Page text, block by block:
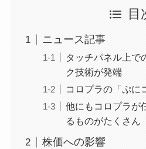
目
ニュース記事
タッチパネル上で
ク技術が発端
コロプラの「ぷに
他にもコロプラが
るものがたくさん
株価への影響